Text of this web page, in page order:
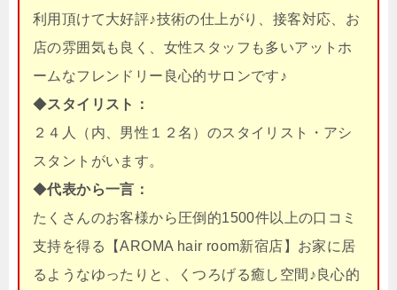
利用頂けて大好評♪技術の仕上がり、接客対応、お
店の雰囲気も良く、女性スタッフも多いアットホ
ームなフレンドリー良心的サロンです♪
◆スタイリスト：
２４人（内、男性１２名）のスタイリスト・アシ
スタントがいます。
◆代表から一言：
たくさんのお客様から圧倒的1500件以上の口コミ
支持を得る【AROMA hair room新宿店】お家に居
るようなゆったりと、くつろげる癒し空間♪良心的